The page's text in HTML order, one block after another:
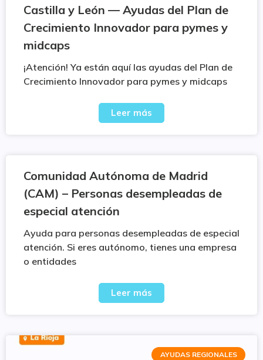
Castilla y León — Ayudas del Plan de
Crecimiento Innovador para pymes y
midcaps
¡Atención! Ya están aquí las ayudas del Plan de
Crecimiento Innovador para pymes y midcaps
Leer más
Comunidad Autónoma de Madrid
(CAM) – Personas desempleadas de
especial atención
Ayuda para personas desempleadas de especial
atención. Si eres autónomo, tienes una empresa
o entidades
Leer más
AYUDAS REGIONALES